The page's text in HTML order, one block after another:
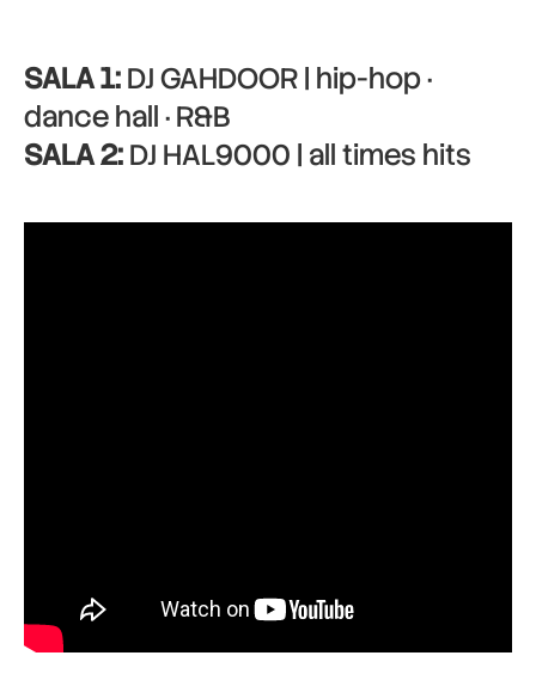
SALA 1:DJ GAHDOOR | hip-hop ·
dance hall · R&B
SALA 2:DJ HAL9000 | all times hits